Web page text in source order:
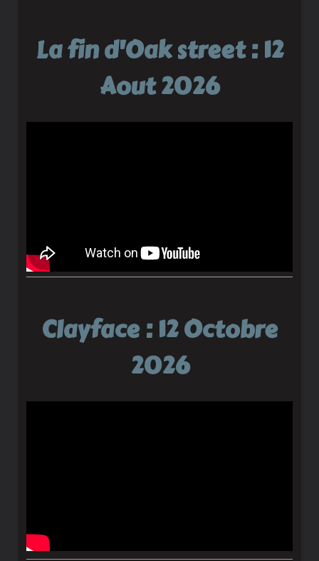
La fin d'Oak street : 12
Aout 2026
Clayface : 12 Octobre
2026